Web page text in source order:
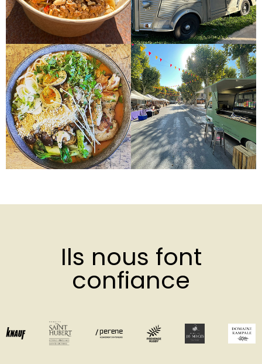
Ils nous font
confiance